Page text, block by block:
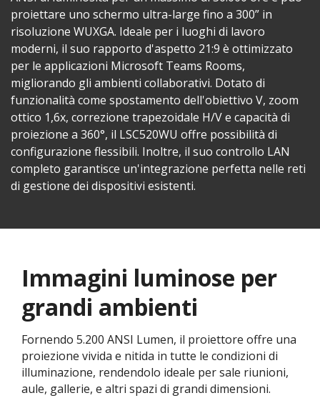
proiettare uno schermo ultra-large fino a 300” in
risoluzione WUXGA. Ideale per i luoghi di lavoro
moderni, il suo rapporto d'aspetto 21:9 è ottimizzato
per le applicazioni Microsoft Teams Rooms,
migliorando gli ambienti collaborativi. Dotato di
funzionalità come spostamento dell'obiettivo V, zoom
ottico 1,6x, correzione trapezoidale H/V e capacità di
proiezione a 360°, il LSC520WU offre possibilità di
configurazione flessibili. Inoltre, il suo controllo LAN
completo garantisce un'integrazione perfetta nelle reti
di gestione dei dispositivi esistenti.
Immagini luminose per
grandi ambienti
Fornendo 5.200 ANSI Lumen, il proiettore offre una
proiezione vivida e nitida in tutte le condizioni di
illuminazione, rendendolo ideale per sale riunioni,
aule, gallerie, e altri spazi di grandi dimensioni.